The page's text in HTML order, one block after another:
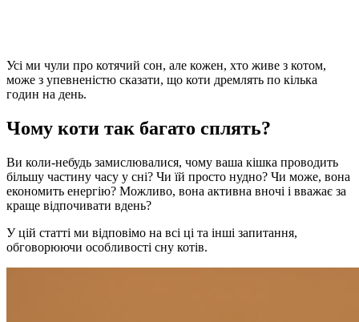
Усі ми чули про котячий сон, але кожен, хто живе з котом,
може з упевненістю сказати, що коти дремлять по кілька
годин на день.
Чому коти так багато сплять?
Ви коли-небудь замислювалися, чому ваша кішка проводить
більшу частину часу у сні? Чи їй просто нудно? Чи може, вона
економить енергію? Можливо, вона активна вночі і вважає за
краще відпочивати вдень?
У цій статті ми відповімо на всі ці та інші запитання,
обговорюючи особливості сну котів.